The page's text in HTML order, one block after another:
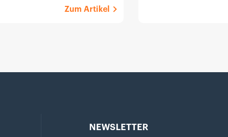
Zum Artikel
NEWSLETTER